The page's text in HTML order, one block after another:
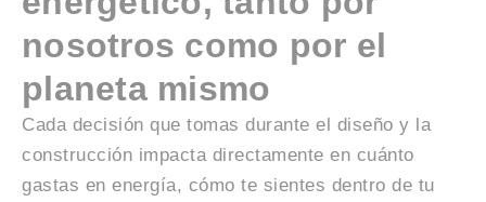
nosotros como por el
planeta mismo
Cada decisión que tomas durante el diseño y la
construcción impacta directamente en cuánto
gastas en energía, cómo te sientes dentro de tu